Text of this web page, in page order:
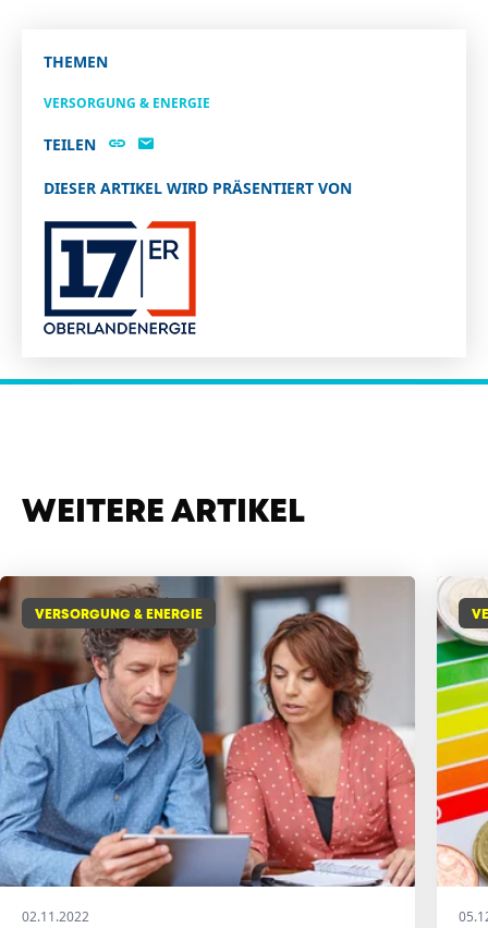
THEMEN
VERSORGUNG & ENERGIE
TEILEN
DIESER ARTIKEL WIRD PRÄSENTIERT VON
WEITERE ARTIKEL
VERSORGUNG & ENERGIE
02.11.2022